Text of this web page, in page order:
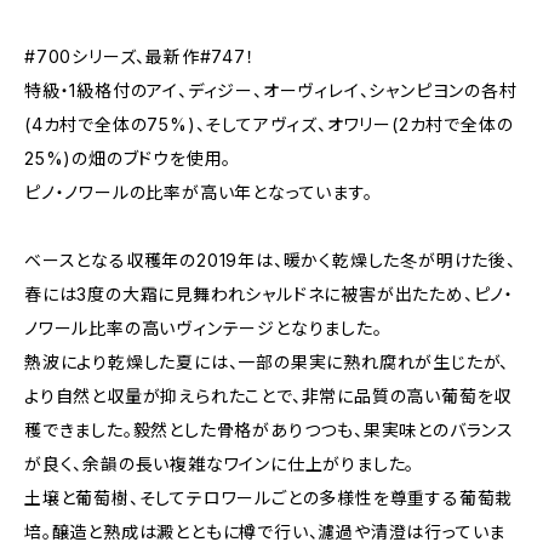
#700シリーズ、最新作#747！
特級・1級格付のアイ、ディジー、オーヴィレイ、シャンピヨンの各村
(4カ村で全体の75%)、そしてアヴィズ、オワリー(2カ村で全体の
25%)の畑のブドウを使用。
ピノ・ノワールの比率が高い年となっています。
ベースとなる収穫年の2019年は、暖かく乾燥した冬が明けた後、
春には3度の大霜に見舞われシャルドネに被害が出たため、ピノ・
ノワール比率の高いヴィンテージとなりました。
熱波により乾燥した夏には、一部の果実に熟れ腐れが生じたが、
より自然と収量が抑えられたことで、非常に品質の高い葡萄を収
穫できました。毅然とした骨格がありつつも、果実味とのバランス
が良く、余韻の長い複雑なワインに仕上がりました。
土壌と葡萄樹、そしてテロワールごとの多様性を尊重する葡萄栽
培。醸造と熟成は澱とともに樽で行い、濾過や清澄は行っていま